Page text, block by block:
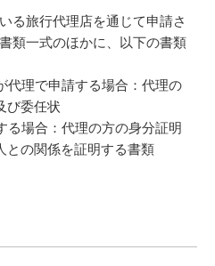
る旅行代理店を通じて申請さ
類一式のほかに、以下の書類
代理で申請する場合：代理の
び委任状
る場合：代理の方の身分証明
との関係を証明する書類